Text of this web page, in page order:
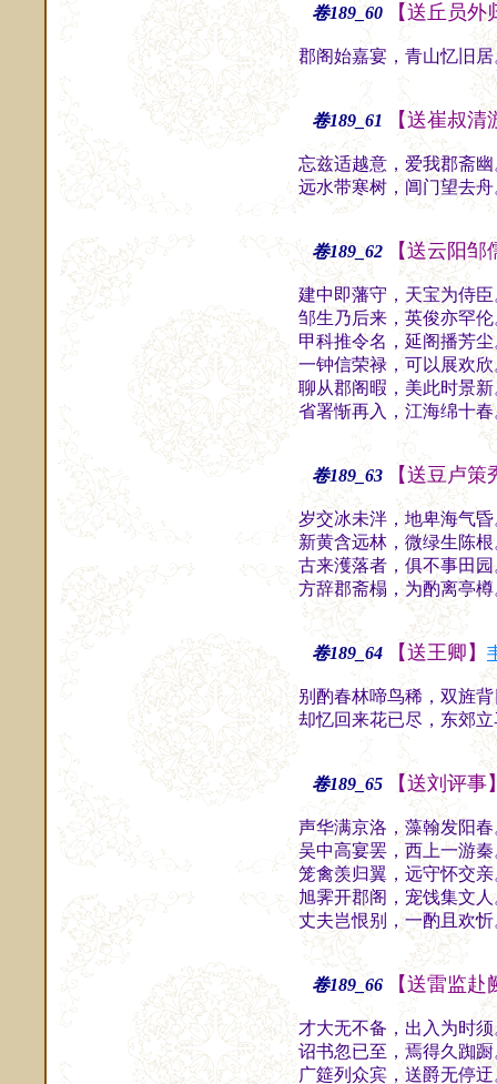
卷189_60 【送丘员
郡阁始嘉宴，青山忆旧
卷189_61 【送崔叔清
忘兹适越意，爱我郡斋
远水带寒树，阊门望去
卷189_62 【送云阳
建中即藩守，天宝为侍
邹生乃后来，英俊亦罕
甲科推令名，延阁播芳
一钟信荣禄，可以展欢
聊从郡阁暇，美此时景
省署惭再入，江海绵十
卷189_63 【送豆卢策
岁交冰未泮，地卑海气
新黄含远林，微绿生陈
古来濩落者，俱不事田
方辞郡斋榻，为酌离亭
卷189_64 【送王卿】
别酌春林啼鸟稀，双旌
却忆回来花已尽，东郊
卷189_65 【送刘评事
声华满京洛，藻翰发阳
吴中高宴罢，西上一游
笼禽羡归翼，远守怀交
旭霁开郡阁，宠饯集文
丈夫岂恨别，一酌且欢忻
卷189_66 【送雷监赴
才大无不备，出入为时
诏书忽已至，焉得久踟
广筵列众宾，送爵无停